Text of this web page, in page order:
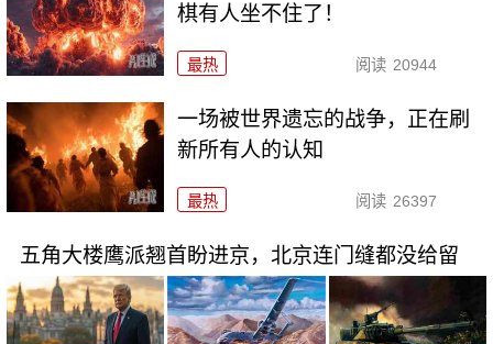
棋有人坐不住了！
最热 阅读 20944
一场被世界遗忘的战争，正在刷
新所有人的认知
最热 阅读 26397
五角大楼鹰派翘首盼进京，北京连门缝都没给留